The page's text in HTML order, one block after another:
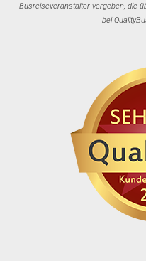
Busreiseveranstalter vergeben, die
bei